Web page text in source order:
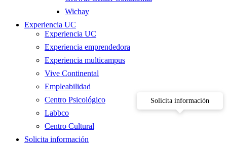
Solicita información
Wichay
Experiencia UC
Experiencia UC
Experiencia emprendedora
Experiencia multicampus
Vive Continental
Empleabilidad
Centro Psicológico
Labbco
Centro Cultural
Solicita información